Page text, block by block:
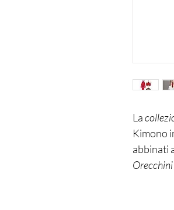
La
Kimono
abbinati